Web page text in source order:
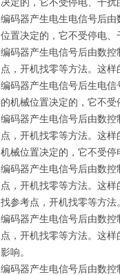
决定的，它不受停电、干扰
编码器产生电生电信号后
位置决定的，它不受停电、
编码器产生电信号后由数
点，开机找零等方法。这
编码器产生电信号后生电
的机械位置决定的，它不
编码器产生电信号后由数
点，开机找零等方法。这
机械位置决定的，它不受停
编码器产生电信号后由数
点，开机找零等方法。这
找参考点，开机找零等方
编码器产生电信号后由数
点，开机找零等方法。这
影响。
编码器产生电信号后由数